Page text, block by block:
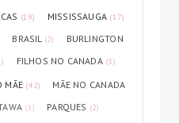
(19) MISSISSAUGA (17)
BRASIL (2) BURLINGTON
FILHOS NO CANADA (3)
MÃE (42) MÃE NO CANADA
(1) PARQUES (2)